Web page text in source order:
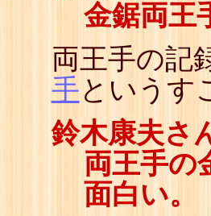
金鋸両王
両王手の記
手というす
鈴木康夫さ
両王手の
面白い。